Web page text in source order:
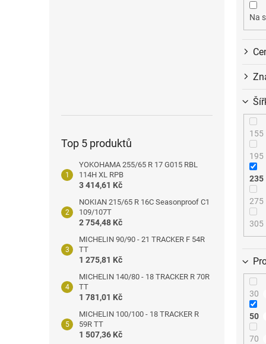
Top 5 produktů
YOKOHAMA 255/65 R 17 G015 RBL
114H XL RPB
3 414,61 Kč
NOKIAN 215/65 R 16C Seasonproof C1
109/107T
2 754,48 Kč
MICHELIN 90/90 - 21 TRACKER F 54R
TT
1 275,81 Kč
MICHELIN 140/80 - 18 TRACKER R 70R
TT
1 781,01 Kč
MICHELIN 100/100 - 18 TRACKER R
59R TT
1 507,36 Kč
Na
155
195
235
275
305
30
50
70